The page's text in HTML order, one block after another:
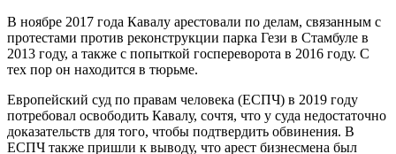
В ноябре 2017 года Кавалу арестовали по делам, связанным с
протестами против реконструкции парка Гези в Стамбуле в
2013 году, а также с попыткой госпереворота в 2016 году. С
тех пор он находится в тюрьме.
Европейский суд по правам человека (ЕСПЧ) в 2019 году
потребовал освободить Кавалу, сочтя, что у суда недостаточно
доказательств для того, чтобы подтвердить обвинения. В
ЕСПЧ также пришли к выводу, что арест бизнесмена был